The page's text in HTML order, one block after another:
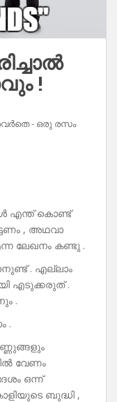
!
- ഒരു രസം
എന്ത് കൊണ്ട്
, അഥവാ
ലേഖനം കണ്ടു .
. എല്ലാം
എടുക്കരുത് .
.
.
വേണം
ഒന്ന്
ബുദ്ധി ,